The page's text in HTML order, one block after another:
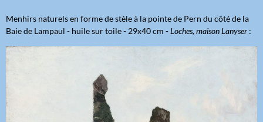
Menhirs naturels en forme de stèle à la pointe de Pern du côté de la
Baie de Lampaul - huile sur toile - 29x40 cm -Loches, maison Lanyser :